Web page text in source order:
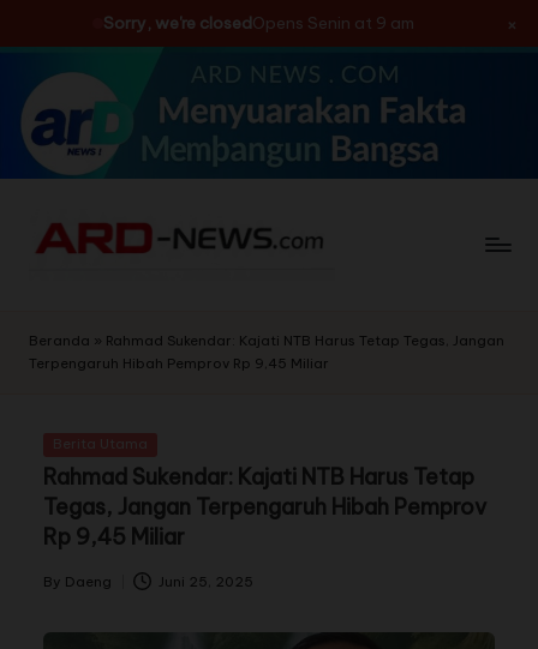
Sorry, we're closedOpens Senin at 9 am ×
Skip
content
Beranda » Rahmad Sukendar: Kajati NTB Harus Tetap Tegas, Jangan
Terpengaruh Hibah Pemprov Rp 9,45 Miliar
Rahmad Sukendar: Kajati NTB Harus Tetap
Tegas, Jangan Terpengaruh Hibah Pemprov
Rp 9,45 Miliar
By Daeng Juni 25, 2025